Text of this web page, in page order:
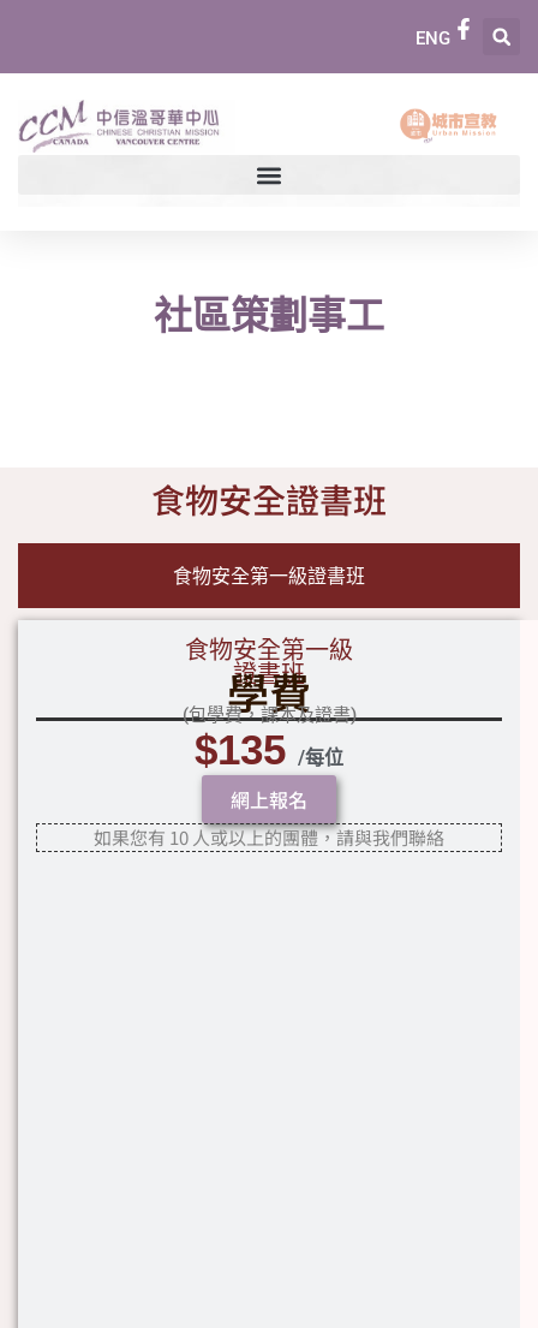
ENG
社區策劃事工
食物安全證書班
食物安全第一級證書班
食物安全第一級
證書班
學費
(包學費，課本及證書)
$135 /每位
網上報名
如果您有 10 人或以上的團體，請與我們聯絡